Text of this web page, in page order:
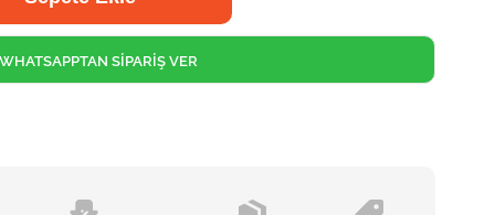
WHATSAPPTAN SİPARİŞ VER